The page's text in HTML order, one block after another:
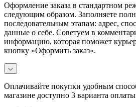
Оформление заказа в стандартном
следующим образом. Заполняете
последовательным этапам: адрес,
данные о себе. Советуем в
информацию, которая поможет
кнопку «Оформить заказ».
Оплачивайте покупки удобным
магазине доступно 3 варианта